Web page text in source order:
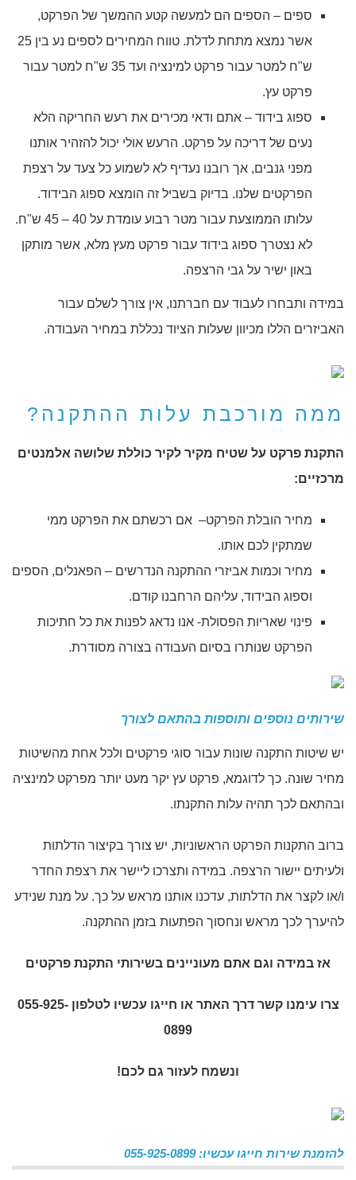
ספים – הספים הם למעשה קטע ההמשך של הפרקט,
אשר נמצא מתחת לדלת. טווח המחירים לספים נע בין 25
ש"ח למטר עבור פרקט למינציה ועד 35 ש"ח למטר עבור
פרקט עץ.
ספוג בידוד – אתם ודאי מכירים את רעש החריקה הלא
נעים של דריכה על פרקט. הרעש אולי יכול להזהיר אותנו
מפני גנבים, אך רובנו נעדיף לא לשמוע כל צעד על רצפת
הפרקטים שלנו. בדיוק בשביל זה הומצא ספוג הבידוד.
עלותו הממוצעת עבור מטר רבוע עומדת על 40 – 45 ש"ח.
לא נצטרך ספוג בידוד עבור פרקט מעץ מלא, אשר מותקן
באון ישיר על גבי הרצפה.
במידה ותבחרו לעבוד עם חברתנו, אין צורך לשלם עבור
האביזרים הללו מכיוון שעלות הציוד נכללת במחיר העבודה.
ממה מורכבת עלות ההתקנה?
התקנת פרקט על שטיח מקיר לקיר כוללת שלושה אלמנטים
מרכזיים:
מחיר הובלת הפרקט– אם רכשתם את הפרקט ממי
שמתקין לכם אותו.
מחיר וכמות אביזרי ההתקנה הנדרשים – הפאנלים, הספים
וספוג הבידוד, עליהם הרחבנו קודם.
פינוי שאריות הפסולת- אנו נדאג לפנות את כל חתיכות
הפרקט שנותרו בסיום העבודה בצורה מסודרת.
שירותים נוספים ותוספות בהתאם לצורך
יש שיטות התקנה שונות עבור סוגי פרקטים ולכל אחת מהשיטות
מחיר שונה. כך לדוגמא, פרקט עץ יקר מעט יותר מפרקט למינציה
ובהתאם לכך תהיה עלות התקנתו.
ברוב התקנות הפרקט הראשוניות, יש צורך בקיצור הדלתות
ולעיתים יישור הרצפה. במידה ותצרכו ליישר את רצפת החדר
ו/או לקצר את הדלתות, עדכנו אותנו מראש על כך. על מנת שנידע
להיערך לכך מראש ונחסוך הפתעות בזמן ההתקנה.
אז במידה וגם אתם מעוניינים בשירותי התקנת פרקטים
צרו עימנו קשר דרך האתר או חייגו עכשיו לטלפון 055-925-
0899
ונשמח לעזור גם לכם!
להזמנת שירות חייגו עכשיו: 055-925-0899